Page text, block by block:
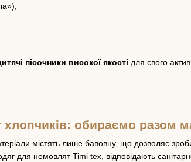
пісочники високої якості для свого
хлопчиків: обираємо разом
містять лише бавовну, що дозволяє
для немовлят Timi tex, відповідають